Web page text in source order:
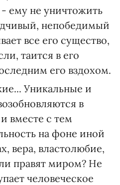
- ему не уничтожить
непобедимый
все его существо,
таится в его
его вздохом.
Уникальные и
в
вместе с тем
на фоне иной
вера, властолюбие,
правят миром? Не
человеческое